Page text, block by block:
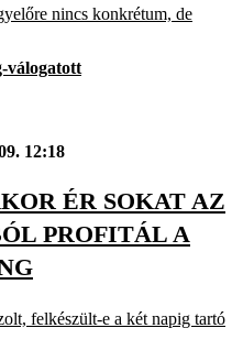
nincs konkrétum, de
válogatott
12:18
ÉR SOKAT AZ
PROFITÁL A
felkészült-e a két napig tartó